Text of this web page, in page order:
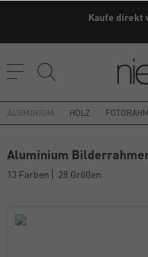
Kaufe direkt
HOLZ
Aluminium
13 Farben 28 Größen